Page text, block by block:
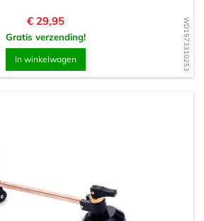
WD1573310253
Prijs
€ 29,95
Gratis verzending!
In winkelwagen